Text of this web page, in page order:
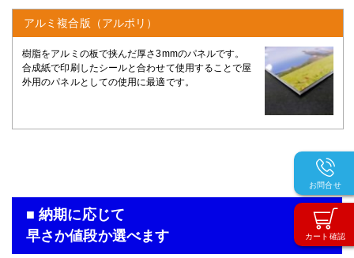
カート確認
お問合せ
アルミ複合版（アルポリ）
樹脂をアルミの板で挟んだ厚さ3mmのパネルです。
合成紙で印刷したシールと合わせて使用することで屋
外用のパネルとしての使用に最適です。
■ 納期に応じて
早さか値段か選べます